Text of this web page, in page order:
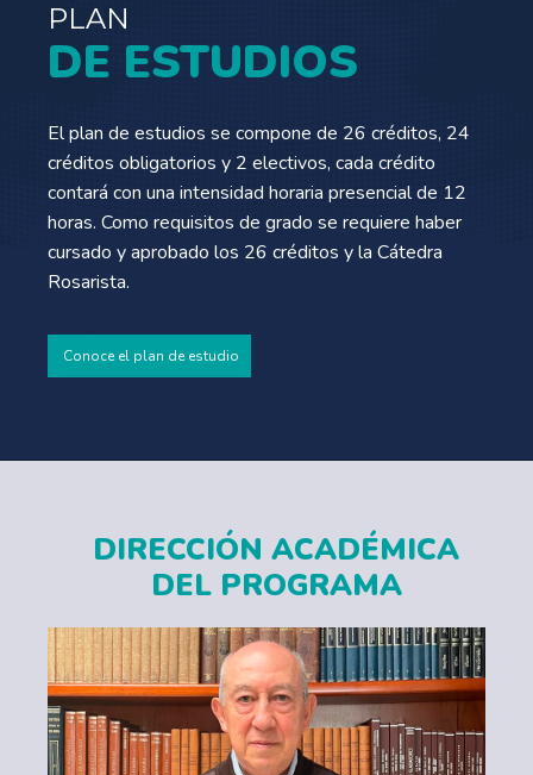
PLAN
DE ESTUDIOS
El plan de estudios se compone de 26 créditos, 24
créditos obligatorios y 2 electivos, cada crédito
contará con una intensidad horaria presencial de 12
horas. Como requisitos de grado se requiere haber
cursado y aprobado los 26 créditos y la Cátedra
Rosarista.
Conoce el plan de estudio
DIRECCIÓN ACADÉMICA
DEL PROGRAMA